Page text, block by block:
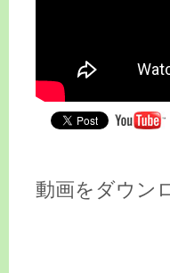
動画をダウン